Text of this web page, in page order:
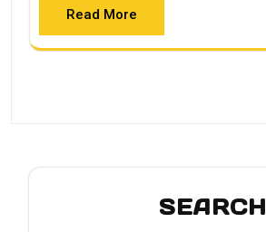
Read More
SEARCH